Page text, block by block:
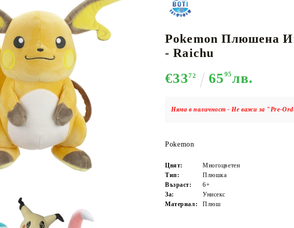
CARD GAME
АКСЕСОАРИ ЗА КАРТОВИ
ИГРИ
Кутии за съхранение
Протектори за карти
Подложки/Матове
Класьори за карти
НАСИПНИ КАРТИ
К-ПОП
Pokemon Плюшена
- Raichu
€3372 65 95лв.
Няма в наличност - Не важи за "Pre-
Pokemon
Цвят:
Многоцветен
Тип:
Плюшка
Възраст:
6+
За:
Унисекс
Материал:
Плюш